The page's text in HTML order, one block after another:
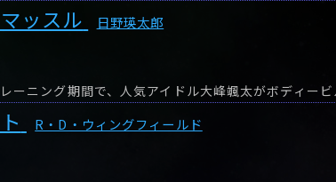
ッスル 日野瑛太郎
R・D・ウィングフィールド